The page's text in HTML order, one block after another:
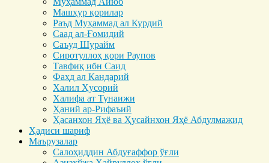
Машҳур қорилар
Раъд Муҳаммад ал Курдий
Саад ал-Ғомидий
Саъуд Шурайм
Сиротуллоҳ қори Раупов
Тавфиқ ибн Саид
Фаҳд ал Кандарий
Халил Ҳусорий
Халифа ат Тунаижи
Ҳаний ар-Рифаъий
Ҳасанхон Яҳё ва Ҳусайнхон Яҳё Абдулмажид
Ҳадиси шариф
Маърузалар
Салоҳиддин Абдуғаффор ўғли